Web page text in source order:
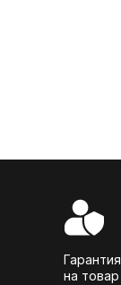
Гарантия
на товар